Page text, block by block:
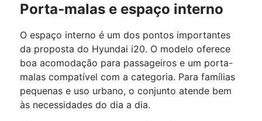
Porta-malas e espaço interno
O espaço interno é um dos pontos importantes
da proposta do Hyundai i20. O modelo oferece
boa acomodação para passageiros e um porta-
malas compatível com a categoria. Para famílias
pequenas e uso urbano, o conjunto atende bem
às necessidades do dia a dia.